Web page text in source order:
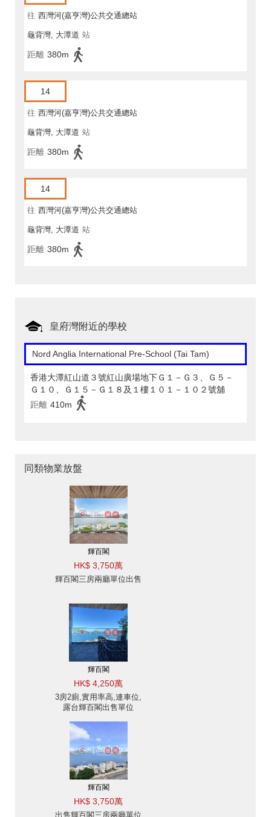
往 西灣河(嘉亨灣)公共交通總站
龜背灣, 大潭道 站
距離 380m
14
往 西灣河(嘉亨灣)公共交通總站
龜背灣, 大潭道 站
距離 380m
14
往 西灣河(嘉亨灣)公共交通總站
龜背灣, 大潭道 站
距離 380m
皇府灣附近的學校
Nord Anglia International Pre-School (Tai Tam)
香港大潭紅山道３號紅山廣場地下Ｇ１－Ｇ３、Ｇ５－
Ｇ１０、Ｇ１５－Ｇ１８及１樓１０１－１０２號舖
距離 410m
同類物業放盤
輝百閣
HK$ 3,750萬
輝百閣三房兩廳單位出售
輝百閣
HK$ 4,250萬
3房2廁,實用率高,連車位,
露台輝百閣出售單位
輝百閣
HK$ 3,750萬
出售輝百閣三房兩廳單位